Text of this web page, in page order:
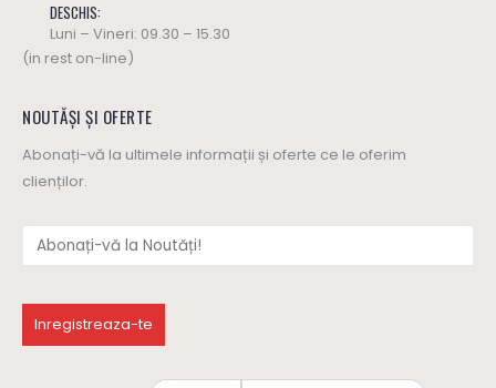
137lei
DESCHIS:
Luni – Vineri: 09.30 – 15.30
(in rest on-line)
NOUTĂȘI ȘI OFERTE
Abonați-vă la ultimele informații și oferte ce le oferim
clienților.